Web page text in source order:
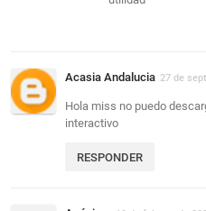
Acasia Andalucia 27 de
Hola miss no puedo
interactivo
RESPONDER